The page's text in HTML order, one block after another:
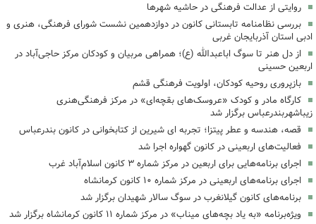
روایتی از عدالت فرهنگی در حاشیه شهرها
بررسی نظامنامه تابستانی کانون در دوازدهمین نشست شورای فرهنگی، هنری و
ادبی استان آذربایجان غربی
از دل هنر تا سوگ اباعبدالله (ع)؛ همراهی مربیان و کودکان مرکز حاجی‌آباد در
اربعین حسینی
بازپروری روحیه کودکان، اولویت فرهنگی قشم
کارگاه مادر و کودک «عروسک‌های بقچه‌ای» در مرکز فرهنگی‌هنری
زیباشهربندرعباس برگزار شد
قصه، هندسه و عطر پیتزا؛ تجربه ای شیرین از کتابخوانی در کانون بندرعباس
فعالیت‌های اربعینی در کانون گهواره اجرا شد
اجرای برنامه‌هایی برای اربعین در مرکز شماره ۳ کانون اسلام‌آباد غرب
اجرای برنامه‌های اربعینی در مرکز شماره ۱۰ کانون کرمانشاه
برنامه‌های کانون گیلانغرب در سوگ سالار شهیدان برگزار شد
ویژه‌برنامه «به یاد بچه‌های میناب» در مرکز شماره ۱۱ کانون کرمانشاه برگزار شد